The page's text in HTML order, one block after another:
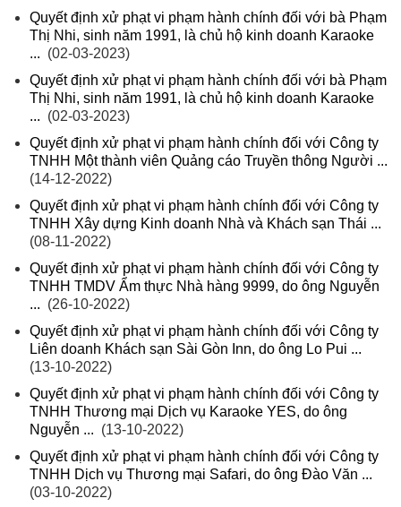
Quyết định xử phạt vi phạm hành chính đối với bà Phạm
Thị Nhi, sinh năm 1991, là chủ hộ kinh doanh Karaoke
... (02-03-2023)
Quyết định xử phạt vi phạm hành chính đối với bà Phạm
Thị Nhi, sinh năm 1991, là chủ hộ kinh doanh Karaoke
... (02-03-2023)
Quyết định xử phạt vi phạm hành chính đối với Công ty
TNHH Một thành viên Quảng cáo Truyền thông Người ...
(14-12-2022)
Quyết định xử phạt vi phạm hành chính đối với Công ty
TNHH Xây dựng Kinh doanh Nhà và Khách sạn Thái ...
(08-11-2022)
Quyết định xử phạt vi phạm hành chính đối với Công ty
TNHH TMDV Ẩm thực Nhà hàng 9999, do ông Nguyễn
... (26-10-2022)
Quyết định xử phạt vi phạm hành chính đối với Công ty
Liên doanh Khách sạn Sài Gòn Inn, do ông Lo Pui ...
(13-10-2022)
Quyết định xử phạt vi phạm hành chính đối với Công ty
TNHH Thương mại Dịch vụ Karaoke YES, do ông
Nguyễn ... (13-10-2022)
Quyết định xử phạt vi phạm hành chính đối với Công ty
TNHH Dịch vụ Thương mại Safari, do ông Đào Văn ...
(03-10-2022)